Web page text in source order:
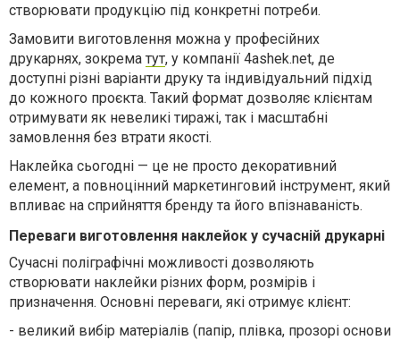
створювати продукцію під конкретні потреби.
Замовити виготовлення можна у професійних
друкарнях, зокрема тут, у компанії 4ashek.net, де
доступні різні варіанти друку та індивідуальний підхід
до кожного проєкта. Такий формат дозволяє клієнтам
отримувати як невеликі тиражі, так і масштабні
замовлення без втрати якості.
Наклейка сьогодні — це не просто декоративний
елемент, а повноцінний маркетинговий інструмент, який
впливає на сприйняття бренду та його впізнаваність.
Переваги виготовлення наклейок у сучасній друкарні
Сучасні поліграфічні можливості дозволяють
створювати наклейки різних форм, розмірів і
призначення. Основні переваги, які отримує клієнт:
- великий вибір матеріалів (папір, плівка, прозорі основи